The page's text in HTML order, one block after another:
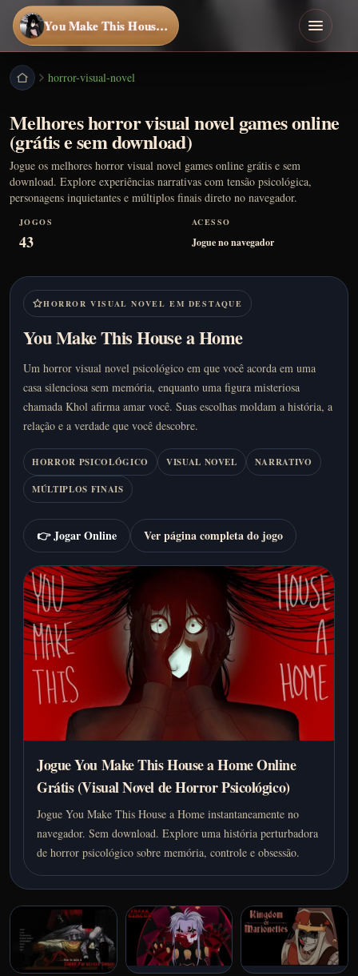
You Make This House a Home
horror-visual-novel
Melhores horror visual novel games online
(grátis e sem download)
Jogue os melhores horror visual novel games online grátis e sem
download. Explore experiências narrativas com tensão psicológica,
personagens inquietantes e múltiplos finais direto no navegador.
JOGOS
43
ACESSO
Jogue no navegador
HORROR VISUAL NOVEL EM DESTAQUE
You Make This House a Home
Um horror visual novel psicológico em que você acorda em uma
casa silenciosa sem memória, enquanto uma figura misteriosa
chamada Khol afirma amar você. Suas escolhas moldam a história, a
relação e a verdade que você descobre.
HORROR PSICOLÓGICO VISUAL NOVEL NARRATIVO
MÚLTIPLOS FINAIS
👉 Jogar Online Ver página completa do jogo
Jogue You Make This House a Home Online
Grátis (Visual Novel de Horror Psicológico)
Jogue You Make This House a Home instantaneamente no
navegador. Sem download. Explore uma história perturbadora
de horror psicológico sobre memória, controle e obsessão.